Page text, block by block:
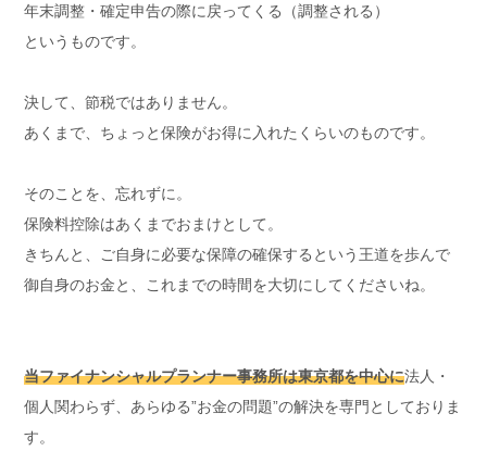
年末調整・確定申告の際に戻ってくる（調整される）
というものです。
決して、節税ではありません。
あくまで、ちょっと保険がお得に入れたくらいのものです。
そのことを、忘れずに。
保険料控除はあくまでおまけとして。
きちんと、ご自身に必要な保障の確保するという王道を歩んで
御自身のお金と、これまでの時間を大切にしてくださいね。
当ファイナンシャルプランナー事務所は東京都を中心に法人・
個人関わらず、あらゆる”お金の問題”の解決を専門としておりま
す。